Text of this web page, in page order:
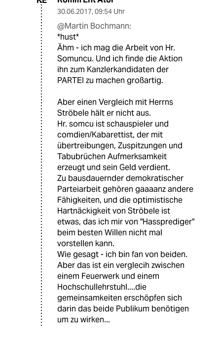
30.06.2017, 09:54 Uhr
@Martin Bochmann:
*hust*
Ähm - ich mag die Arbeit von Hr.
Somuncu. Und ich finde die Aktion
ihn zum Kanzlerkandidaten der
PARTEI zu machen großartig.
Aber einen Vergleich mit Herrns
Ströbele hält er nicht aus.
Hr. somcu ist schauspieler und
comdien/Kabarettist, der mit
übertreibungen, Zuspitzungen und
Tabubrüchen Aufmerksamkeit
erzeugt und sein Geld verdient.
Zu bausdauernder demokratischer
Parteiarbeit gehören gaaaanz andere
Fähigkeiten, und die optimistische
Hartnäckigkeit von Ströbele ist
etwas, das ich mir von "Hassprediger"
beim besten Willen nicht mal
vorstellen kann.
Wie gesagt - ich bin fan von beiden.
Aber das ist ein verglecih zwischen
einem Feuerwerk und einem
Hochschullehrstuhl....die
gemeinsamkeiten erschöpfen sich
darin das beide Publikum benötigen
um zu wirken...